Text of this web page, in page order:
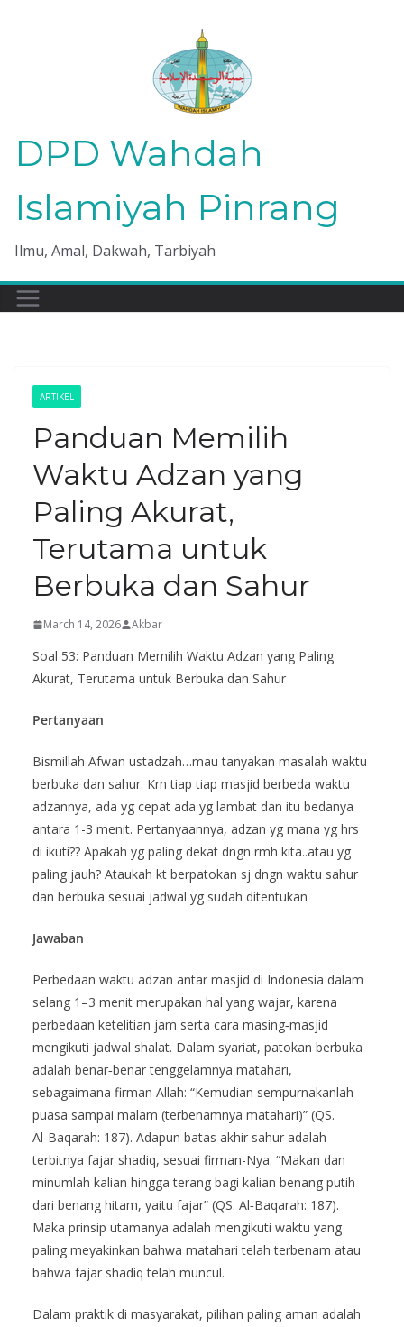
DPD Wahdah
Islamiyah Pinrang
Ilmu, Amal, Dakwah, Tarbiyah
ARTIKEL
Panduan Memilih
Waktu Adzan yang
Paling Akurat,
Terutama untuk
Berbuka dan Sahur
March 14, 2026 Akbar
Soal 53: Panduan Memilih Waktu Adzan yang Paling
Akurat, Terutama untuk Berbuka dan Sahur
Pertanyaan
Bismillah Afwan ustadzah…mau tanyakan masalah waktu
berbuka dan sahur. Krn tiap tiap masjid berbeda waktu
adzannya, ada yg cepat ada yg lambat dan itu bedanya
antara 1-3 menit. Pertanyaannya, adzan yg mana yg hrs
di ikuti?? Apakah yg paling dekat dngn rmh kita..atau yg
paling jauh? Ataukah kt berpatokan sj dngn waktu sahur
dan berbuka sesuai jadwal yg sudah ditentukan
Jawaban
Perbedaan waktu adzan antar masjid di Indonesia dalam
selang 1–3 menit merupakan hal yang wajar, karena
perbedaan ketelitian jam serta cara masing‑masjid
mengikuti jadwal shalat. Dalam syariat, patokan berbuka
adalah benar‑benar tenggelamnya matahari,
sebagaimana firman Allah: “Kemudian sempurnakanlah
puasa sampai malam (terbenamnya matahari)” (QS.
Al‑Baqarah: 187). Adapun batas akhir sahur adalah
terbitnya fajar shadiq, sesuai firman-Nya: “Makan dan
minumlah kalian hingga terang bagi kalian benang putih
dari benang hitam, yaitu fajar” (QS. Al‑Baqarah: 187).
Maka prinsip utamanya adalah mengikuti waktu yang
paling meyakinkan bahwa matahari telah terbenam atau
bahwa fajar shadiq telah muncul.
Dalam praktik di masyarakat, pilihan paling aman adalah